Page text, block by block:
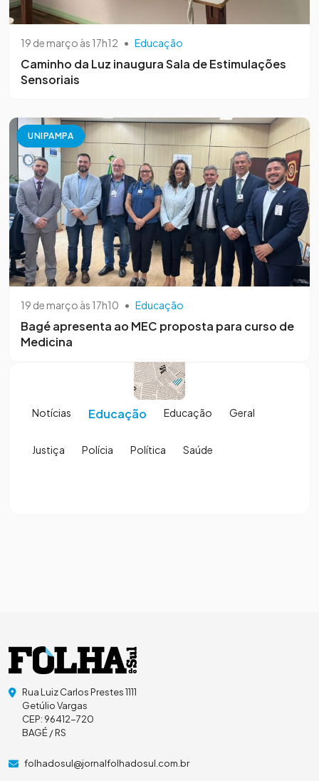
19 de março às 17h12 • Educação
Caminho da Luz inaugura Sala de Estimulações
Sensoriais
UNIPAMPA
19 de março às 17h10 • Educação
Bagé apresenta ao MEC proposta para curso de
Medicina
Notícias Educação Educação Geral
Justiça Polícia Política Saúde
Rua Luiz Carlos Prestes 1111
Getúlio Vargas
CEP: 96412-720
BAGÉ / RS
folhadosul@jornalfolhadosul.com.br